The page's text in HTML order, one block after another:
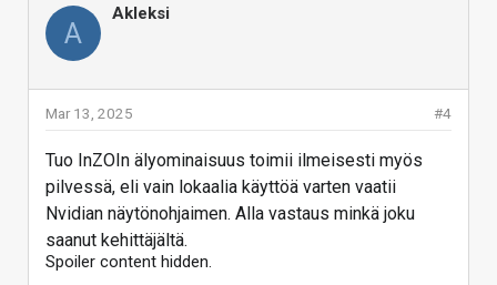
A
Akleksi
#4
Mar 13, 2025
Tuo InZOIn älyominaisuus toimii ilmeisesti myös
pilvessä, eli vain lokaalia käyttöä varten vaatii
Nvidian näytönohjaimen. Alla vastaus minkä joku
saanut kehittäjältä.
Spoiler content hidden.